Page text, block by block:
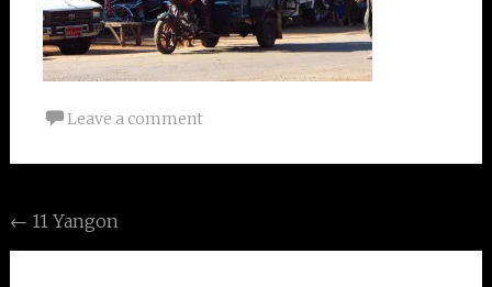
Leave a comment
Post
navigation
← 11 Yangon